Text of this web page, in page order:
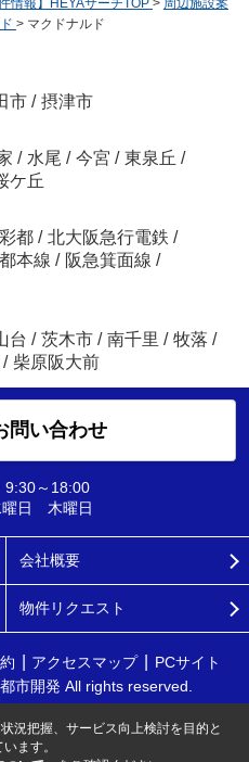
> マクドナルド
市 / 摂津市
/ 水尾 / 今宮 / 東泉丘 /
ケ丘
都 / 北大阪急行電鉄 /
本線 / 阪急箕面線 /
台 / 茨木市 / 南千里 / 牧落 /
/ 柴原阪大前
問い合わせ
9:30～18:00
曜日 木曜日
会社概要
物件リクエスト
アクセスマップ
PCサイト
市開発 All rights reserved.
況把握、サービス向上検討を目的と
ます。